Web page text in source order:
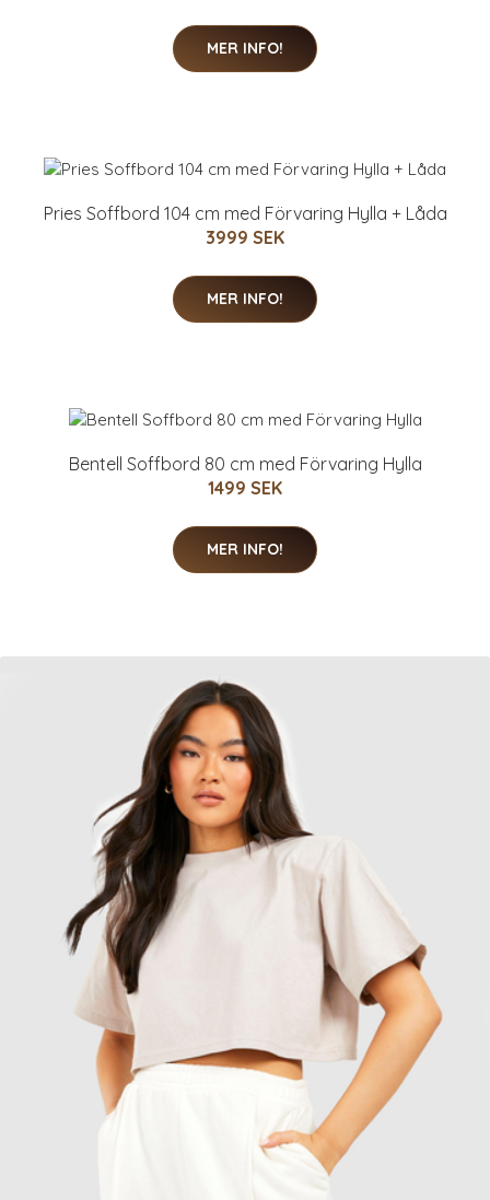
MER INFO!
Pries Soffbord 104 cm med Förvaring Hylla + Låda
3999 SEK
MER INFO!
Bentell Soffbord 80 cm med Förvaring Hylla
1499 SEK
MER INFO!